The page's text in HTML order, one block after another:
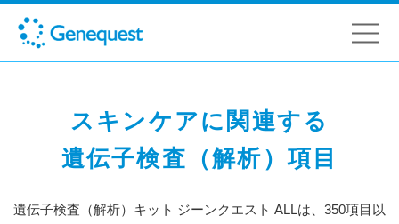
スキンケアに関連する
遺伝子検査（解析）項目
遺伝子検査（解析）キット ジーンクエスト ALLは、350項目以